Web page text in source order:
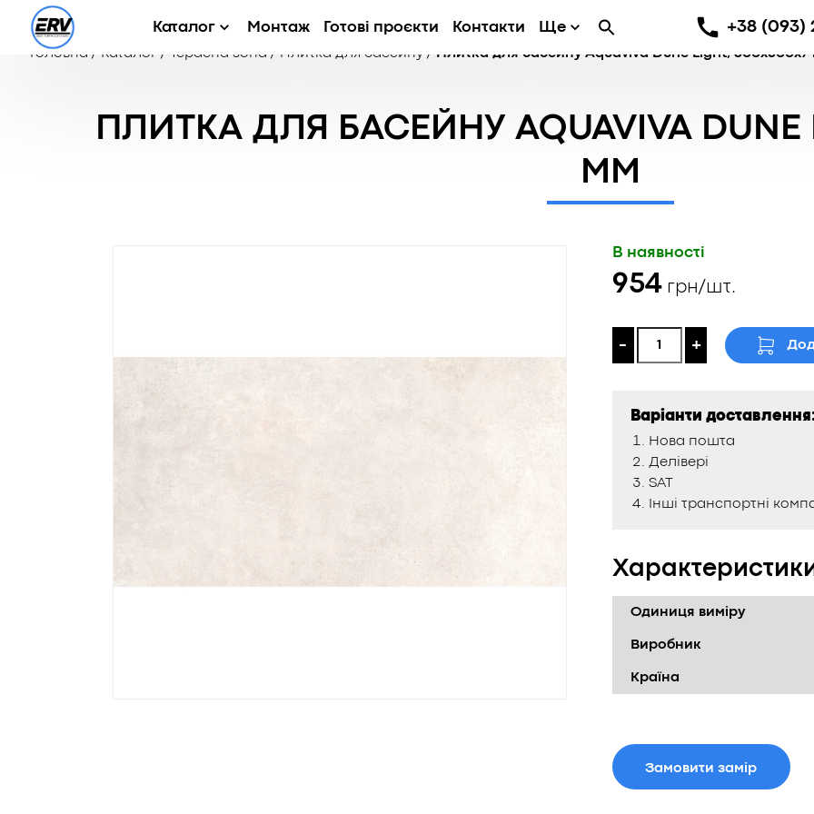
Каталог Монтаж Готові проєкти Контакти Ще +38 (093)
Головна / Каталог / Терасна зона / Плитка для басейну / Плитка для басейну Aquaviva Dune Light, 300x600x7
ПЛИТКА ДЛЯ БАСЕЙНУ AQUAVIVA DUNE
ММ
В наявності
954 грн/шт.
- +
Варіанти
Нова пошта
Делівері
SAT
Інші транспортні
Одиниця виміру
Виробник
Країна
Замовити замір